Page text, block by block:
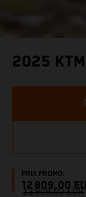
2025
PRIX PROMO:
12 809,00
13 909,00 EUR